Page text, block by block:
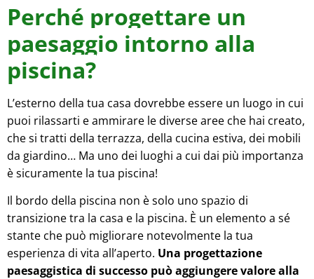
Perché progettare un
paesaggio intorno alla
piscina?
L’esterno della tua casa dovrebbe essere un luogo in cui
puoi rilassarti e ammirare le diverse aree che hai creato,
che si tratti della terrazza, della cucina estiva, dei mobili
da giardino… Ma uno dei luoghi a cui dai più importanza
è sicuramente la tua piscina!
Il bordo della piscina non è solo uno spazio di
transizione tra la casa e la piscina. È un elemento a sé
stante che può migliorare notevolmente la tua
esperienza di vita all’aperto. Una progettazione
paesaggistica di successo può aggiungere valore alla